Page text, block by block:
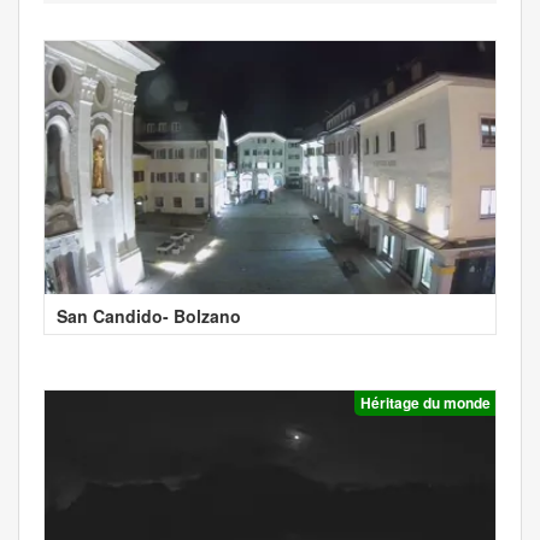
San Candido- Bolzano
Héritage du monde